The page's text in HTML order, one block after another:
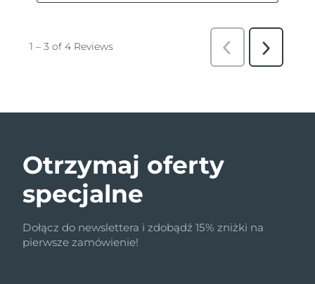
Otrzymaj oferty
specjalne
Dołącz do newslettera i zdobądź 15% zniżki na
pierwsze zamówienie!